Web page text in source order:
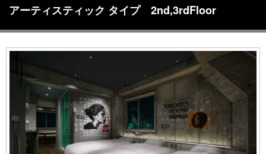
アーティスティック タイプ 2nd,3rdFloor